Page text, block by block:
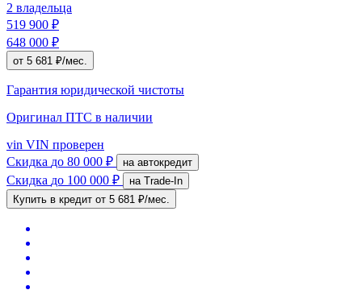
2 владельца
519 900 ₽
648 000 ₽
от 5 681 ₽/мес.
Гарантия юридической чистоты
Оригинал ПТС в наличии
vin VIN проверен
Скидка до 80 000 ₽ на автокредит
Скидка до 100 000 ₽
на Trade-In
Купить в кредит от 5 681 ₽/мес.